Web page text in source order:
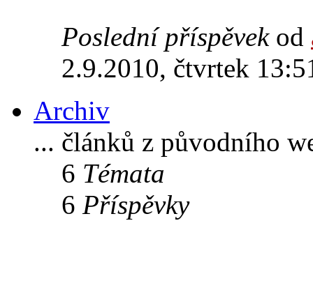
Poslední příspěvekod
2.9.2010, čtvrtek
Archiv
... článků z původního
6 Témata
6 Příspěvky